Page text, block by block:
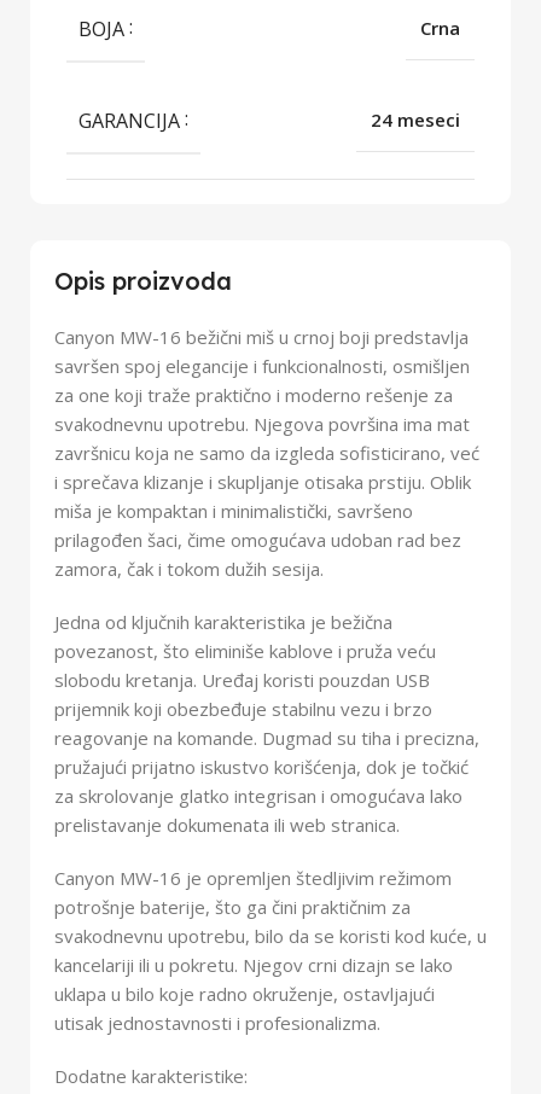
Opis proizvoda
Canyon MW-16 bežični miš u crnoj boji predstavlja
savršen spoj elegancije i funkcionalnosti, osmišljen
za one koji traže praktično i moderno rešenje za
svakodnevnu upotrebu. Njegova površina ima mat
završnicu koja ne samo da izgleda sofisticirano, već
i sprečava klizanje i skupljanje otisaka prstiju. Oblik
miša je kompaktan i minimalistički, savršeno
prilagođen šaci, čime omogućava udoban rad bez
zamora, čak i tokom dužih sesija.
Jedna od ključnih karakteristika je bežična
povezanost, što eliminiše kablove i pruža veću
slobodu kretanja. Uređaj koristi pouzdan USB
prijemnik koji obezbeđuje stabilnu vezu i brzo
reagovanje na komande. Dugmad su tiha i precizna,
pružajući prijatno iskustvo korišćenja, dok je točkić
za skrolovanje glatko integrisan i omogućava lako
prelistavanje dokumenata ili web stranica.
Canyon MW-16 je opremljen štedljivim režimom
potrošnje baterije, što ga čini praktičnim za
svakodnevnu upotrebu, bilo da se koristi kod kuće, u
kancelariji ili u pokretu. Njegov crni dizajn se lako
uklapa u bilo koje radno okruženje, ostavljajući
utisak jednostavnosti i profesionalizma.
Dodatne karakteristike:
BOJA Crna
GARANCIJA 24 meseci